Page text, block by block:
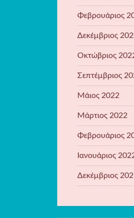
Φεβρουάριος
Δεκέμβριος
Οκτώβριος
Σεπτέμβριος
Μάιος 2022
Μάρτιος 2022
Φεβρουάριος
Ιανουάριος
Δεκέμβριος